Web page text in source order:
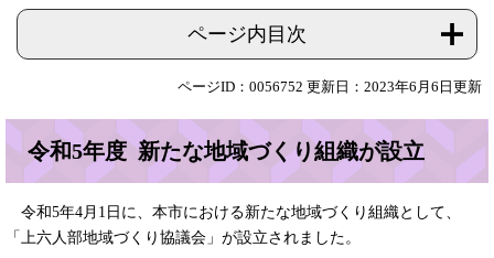
ページ内目次
ページID：0056752 更新日：2023年6月6日更新
令和5年度 新たな地域づくり組織が設立
令和5年4月1日に、本市における新たな地域づくり組織として、
「上六人部地域づくり協議会」が設立されました。